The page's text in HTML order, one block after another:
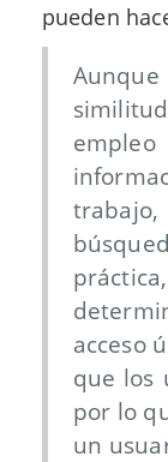
pueden
acceso
que los
por lo
un